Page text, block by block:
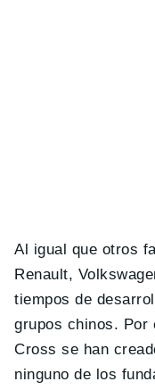
Al igual que otros
Renault,
tiempos de
grupos chinos. Por
Cross se han
ninguno de los